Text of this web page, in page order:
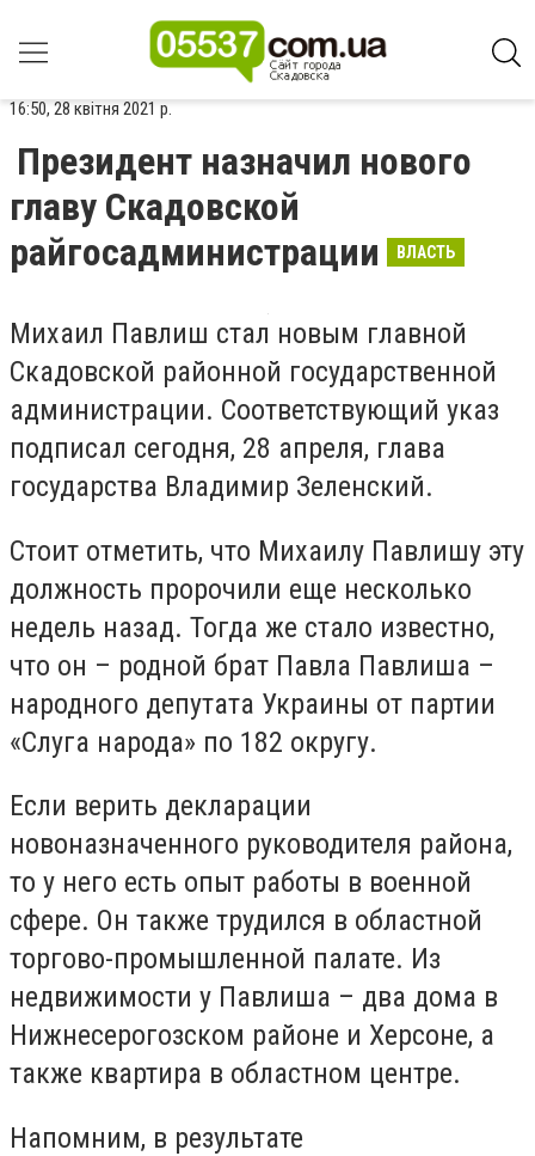
16:50, 28 квітня 2021 р.
Президент назначил нового
главу Скадовской
райгосадминистрации
ВЛАСТЬ
Михаил Павлиш стал новым главной
Скадовской районной государственной
администрации. Соответствующий указ
подписал сегодня, 28 апреля, глава
государства Владимир Зеленский.
Стоит отметить, что Михаилу Павлишу эту
должность пророчили еще несколько
недель назад. Тогда же стало известно,
что он – родной брат Павла Павлиша –
народного депутата Украины от партии
«Слуга народа» по 182 округу.
Если верить декларации
новоназначенного руководителя района,
то у него есть опыт работы в военной
сфере. Он также трудился в областной
торгово-промышленной палате. Из
недвижимости у Павлиша – два дома в
Нижнесерогозском районе и Херсоне, а
также квартира в областном центре.
Напомним, в результате